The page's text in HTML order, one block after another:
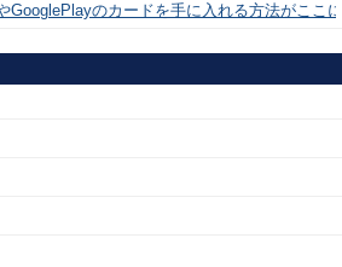
GooglePlayのカードを手に入れる方法がここ